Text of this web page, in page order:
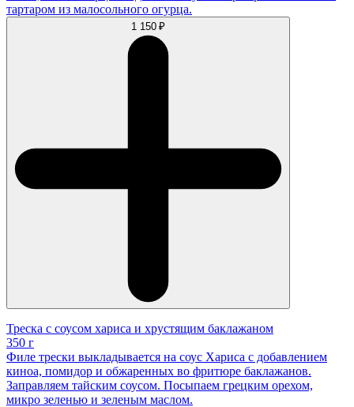
тартаром из малосольного огурца.
1 150 ₽
Треска с соусом хариса и хрустящим баклажаном
350 г
Филе трески выкладывается на соус Хариса с добавлением
киноа, помидор и обжаренных во фритюре баклажанов.
Заправляем тайским соусом. Посыпаем грецким орехом,
микро зеленью и зеленым маслом.